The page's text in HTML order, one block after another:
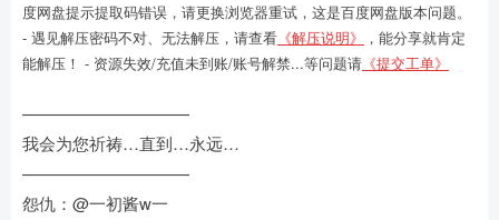
度网盘提示提取码错误，请更换浏览器重试，这是百度网盘版本问题。
- 遇见解压密码不对、无法解压，请查看 《解压说明》
，能分享就肯定
能解压！ - 资源失效/充值未到账/账号解禁...等问题请 《提交工单》
——————————
我会为您祈祷…直到…永远…
——————————
怨仇：@一初酱w一